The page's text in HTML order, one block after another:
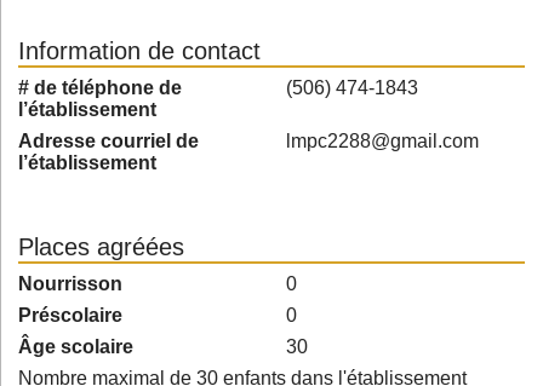
Information de contact
# de téléphone de
l’établissement
(506) 474-1843
Adresse courriel de
l’établissement
lmpc2288@gmail.com
Places agréées
Nourrisson
0
Préscolaire
0
Âge scolaire
30
Nombre maximal de 30 enfants dans l'établissement